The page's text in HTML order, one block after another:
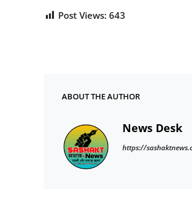
Post Views: 643
ABOUT THE AUTHOR
News Desk
https://